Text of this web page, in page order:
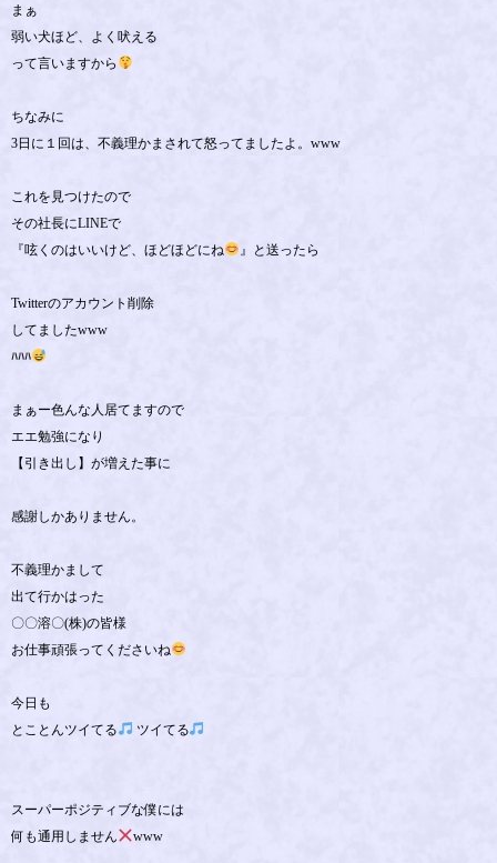
まぁ
弱い犬ほど、よく吠える
って言いますから
ちなみに
3日に１回は、不義理かまされて怒ってましたよ。www
これを見つけたので
その社長にLINEで
『呟くのはいいけど、ほどほどにね
』と送ったら
Twitterのアカウント削除
してましたwww
ﾊﾊﾊ
まぁー色んな人居てますので
エエ勉強になり
【引き出し】が増えた事に
感謝しかありません。
不義理かまして
出て行かはった
〇〇溶〇(株)の皆様
お仕事頑張ってくださいね
今日も
とことんツイてる
ツイてる
スーパーポジティブな僕には
何も通用しません
www